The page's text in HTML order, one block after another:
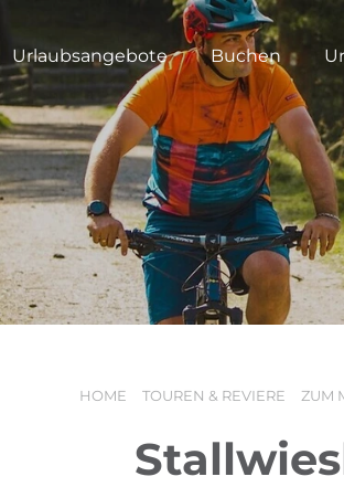
Urlaubsangebote Buchen
HOME TOUREN & REVIERE ZUM